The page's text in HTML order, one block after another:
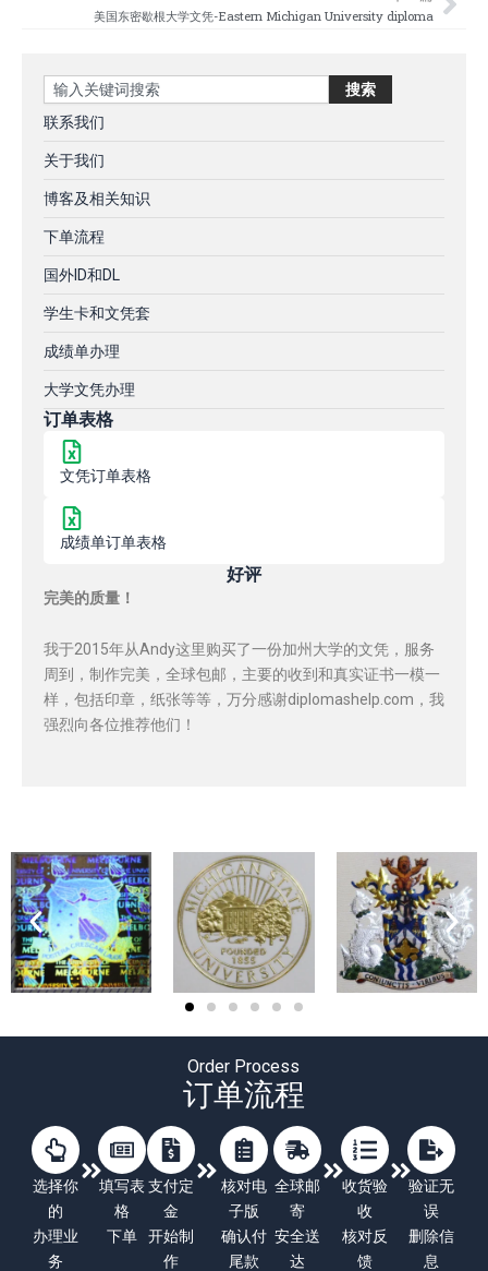
美国东密歇根大学文凭-Eastern Michigan University diploma
Search 搜索
联系我们
关于我们
博客及相关知识
下单流程
国外ID和DL
学生卡和文凭套
成绩单办理
大学文凭办理
订单表格
文凭订单表格
成绩单订单表格
好评
完美的质量！
我于2015年从Andy这里购买了一份加州大学的文凭，服务
周到，制作完美，全球包邮，主要的收到和真实证书一模一
样，包括印章，纸张等等，万分感谢diplomashelp.com，我
强烈向各位推荐他们！
Order Process
订单流程
选择你
的
办理业
务
填写表
格
下单
支付定
金
开始制
作
核对电
子版
确认付
尾款
全球邮
寄
安全送
达
收货验
收
核对反
馈
验证无
误
删除信
息